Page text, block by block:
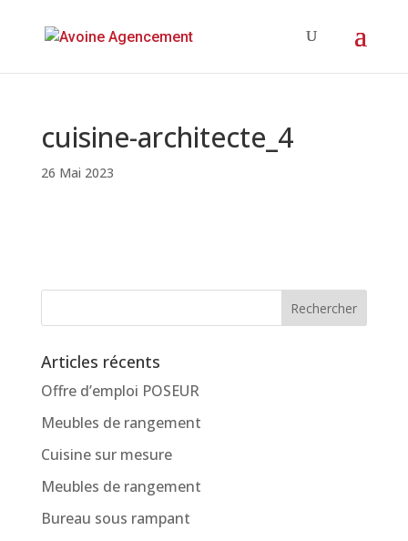
cuisine-architecte_4
26 Mai 2023
Articles récents
Offre d’emploi POSEUR
Meubles de rangement
Cuisine sur mesure
Meubles de rangement
Bureau sous rampant